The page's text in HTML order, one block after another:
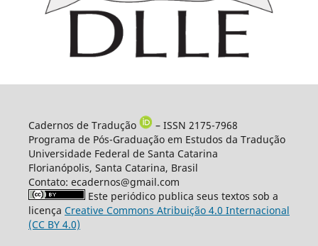
Cadernos de Tradução
– ISSN 2175-7968
Programa de Pós-Graduação em Estudos da Tradução
Universidade Federal de Santa Catarina
Florianópolis, Santa Catarina, Brasil
Contato: ecadernos@gmail.com
Este periódico publica seus textos sob a
licença Creative Commons Atribuição 4.0 Internacional
(CC BY 4.0)